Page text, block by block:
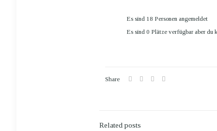
Es sind 18 Personen angemeldet
Es sind 0 Plätze verfügbar aber du
Share
Related posts